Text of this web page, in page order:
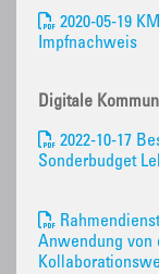
2020-05-19
Impfnachweis
Digitale
2022-10-17
Sonderbudget
Anwendung von